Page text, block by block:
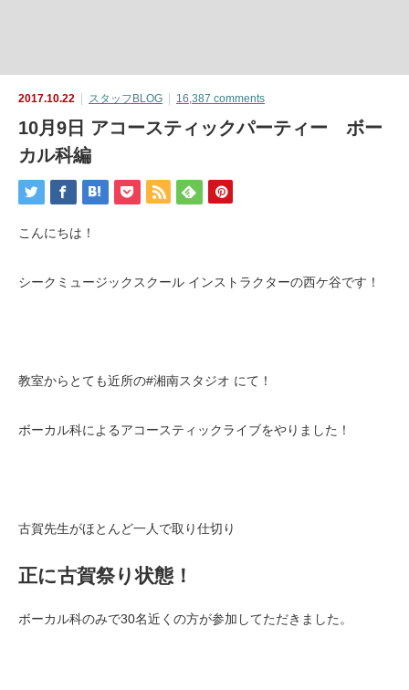
2017.10.22 スタッフBLOG 16,387 comments
10月9日 アコースティックパーティー ボー
カル科編
こんにちは！
シークミュージックスクール インストラクターの西ケ谷です！
教室からとても近所の#湘南スタジオ にて！
ボーカル科によるアコースティックライブをやりました！
古賀先生がほとんど一人で取り仕切り
正に古賀祭り状態！
ボーカル科のみで30名近くの方が参加してただきました。